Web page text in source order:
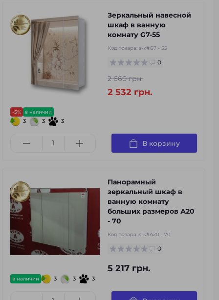
-5% в наличии
3 3 3
Зеркальный навесной
шкаф в ванную
комнату G7-55
Код товара: s-k#G7 - 55
0
2 660 грн.
2 532 грн.
В корзину
в наличии 3 3 3
Панорамный
зеркальный шкаф в
ванную комнату
больших размеров А20
- 70
Код товара: s-k#А20 - 70
0
5 217 грн.